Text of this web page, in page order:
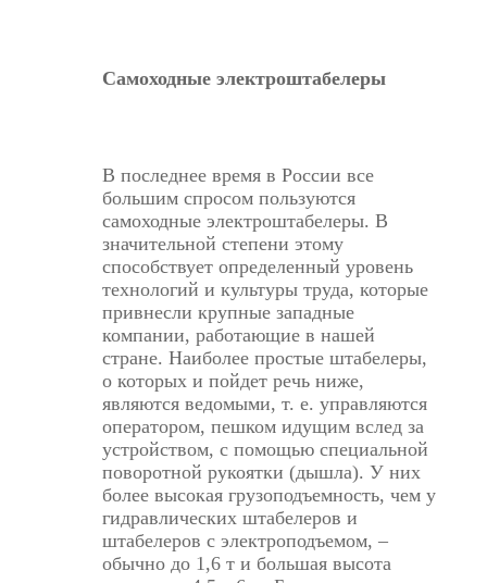
Самоходные электроштабелеры
В последнее время в России все
большим спросом пользуются
самоходные электроштабелеры. В
значительной степени этому
способствует определенный уровень
технологий и культуры труда, которые
привнесли крупные западные
компании, работающие в нашей
стране. Наиболее простые штабелеры,
о которых и пойдет речь ниже,
являются ведомыми, т. е. управляются
оператором, пешком идущим вслед за
устройством, с помощью специальной
поворотной рукоятки (дышла). У них
более высокая грузоподъемность, чем у
гидравлических штабелеров и
штабелеров с электроподъемом, –
обычно до 1,6 т и большая высота